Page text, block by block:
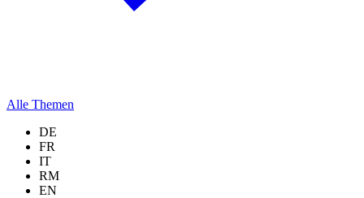
Alle Themen
DE
FR
IT
RM
EN